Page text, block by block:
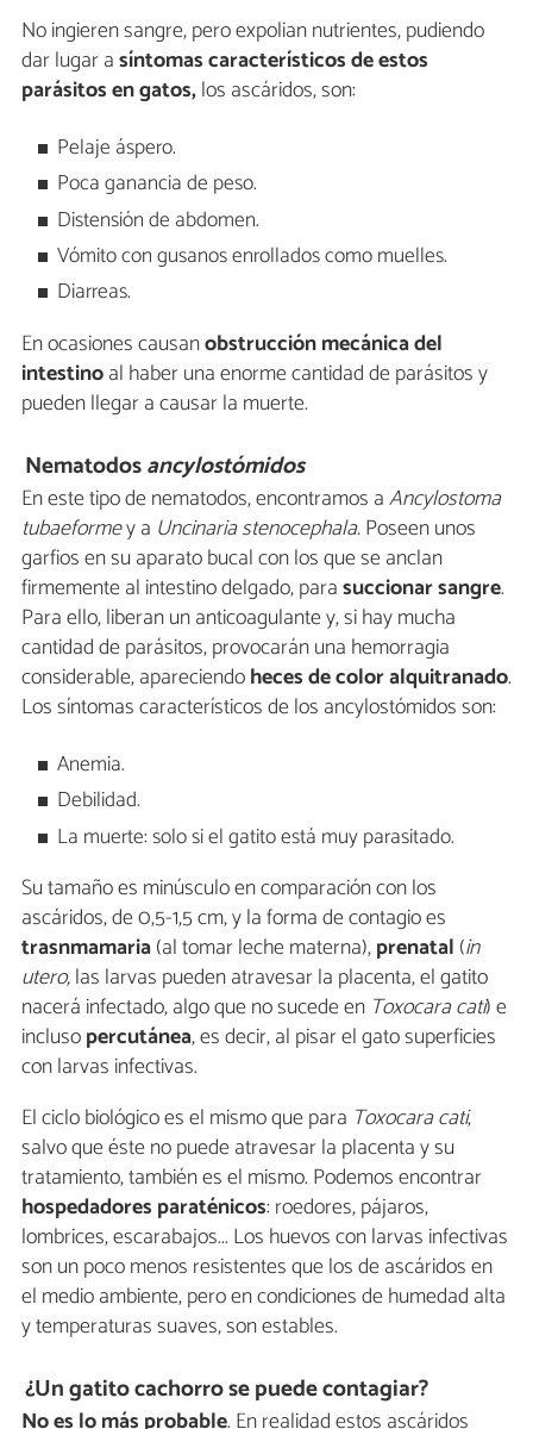
No ingieren sangre, pero expolian nutrientes, pudiendo
dar lugar asíntomas característicos de estos
parásitos en gatos,los ascáridos, son:
Pelaje áspero.
Poca ganancia de peso.
Distensión de abdomen.
Vómito con gusanos enrollados como muelles.
Diarreas.
En ocasiones causanobstrucción mecánica del
intestinoal haber una enorme cantidad de parásitos y
pueden llegar a causar la muerte.
Nematodosancylostómidos
En este tipo de nematodos, encontramos aAncylostoma
tubaeformey a Uncinaria stenocephala.Poseen unos
garfios en su aparato bucal con los que se anclan
firmemente al intestino delgado, parasuccionar sangre.
Para ello, liberan un anticoagulante y, si hay mucha
cantidad de parásitos, provocarán una hemorragia
considerable, apareciendoheces de color alquitranado.
Los síntomas característicos de los ancylostómidos son:
Anemia.
Debilidad.
La muerte: solo si el gatito está muy parasitado.
Su tamaño es minúsculo en comparación con los
ascáridos, de 0,5-1,5 cm, y la forma de contagio es
trasnmamaria(al tomar leche materna),prenatal (in
utero,las larvas pueden atravesar la placenta, el gatito
nacerá infectado, algo que no sucede en Toxocara cati) e
inclusopercutánea, es decir, al pisar el gato superficies
con larvas infectivas.
El ciclo biológico es el mismo que para Toxocara cati,
salvo que éste no puede atravesar la placenta y su
tratamiento, también es el mismo. Podemos encontrar
hospedadores paraténicos: roedores, pájaros,
lombrices, escarabajos... Los huevos con larvas infectivas
son un poco menos resistentes que los de ascáridos en
el medio ambiente, pero en condiciones de humedad alta
y temperaturas suaves, son estables.
¿Un gatito cachorro se puede contagiar?